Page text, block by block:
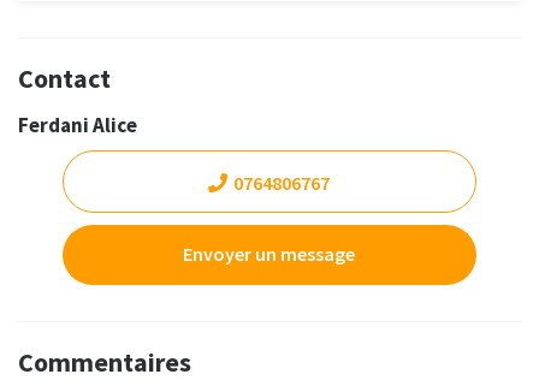
Contact
Ferdani Alice
0764806767
Envoyer un message
Commentaires